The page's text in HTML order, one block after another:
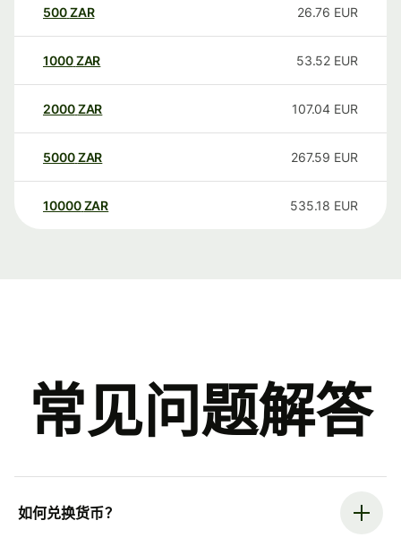
500ZAR 26.76 EUR
1000ZAR 53.52 EUR
2000ZAR 107.04 EUR
5000ZAR 267.59 EUR
10000 ZAR 535.18 EUR
常见问题解答
如何兑换货币？